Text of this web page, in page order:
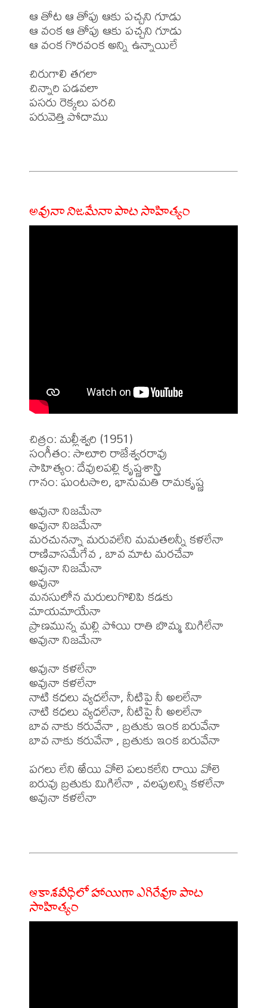
ఆ తోట ఆ తోపు ఆకు పచ్చని గూడు
ఆ వంక ఆ తోపు ఆకు పచ్చని గూడు
ఆ వంక గొరవంక అన్ని ఉన్నాయిలే
చిరుగాలి తగలా
చిన్నారి పడవలా
పసరు రెక్కలు పరచి
పరువెత్తి పోదాము
అవునా నిజమేనా పాట సాహిత్యం
చిత్రం: మల్లీశ్వరి (1951)
సంగీతం: సాలూరి రాజేశ్వరరావు
సాహిత్యం: దేవులపల్లి కృష్ణశాస్త్రి
గానం: ఘంటసాల, భానుమతి రామకృష్ణ
అవునా నిజమేనా
అవునా నిజమేనా
మరచునన్నా మరువలేని మమతలన్నీ కళలేనా
రాణివాసమేగేవ , బావ మాట మరచేవా
అవునా నిజమేనా
అవునా
మనసులోన మరులుగొలిపి కడకు
మాయమాయేనా
ప్రాణమున్న మల్లి పోయి రాతి బొమ్మ మిగిలేనా
అవునా నిజమేనా
అవునా కళలేనా
అవునా కళలేనా
నాటి కధలు వ్యధలేనా, నీటిపై నీ అలలేనా
నాటి కధలు వ్యధలేనా, నీటిపై నీ అలలేనా
బావ నాకు కరువేనా , బ్రతుకు ఇంక బరువేనా
బావ నాకు కరువేనా , బ్రతుకు ఇంక బరువేనా
పగలు లేని ఱేయి వోలె పలుకలేని రాయి వోలె
బరువు బ్రతుకు మిగిలేనా , వలపులన్ని కళలేనా
అవునా కళలేనా
ఆకాశవీధిలో హాయిగా ఎగిరేవూ పాట
సాహిత్యం